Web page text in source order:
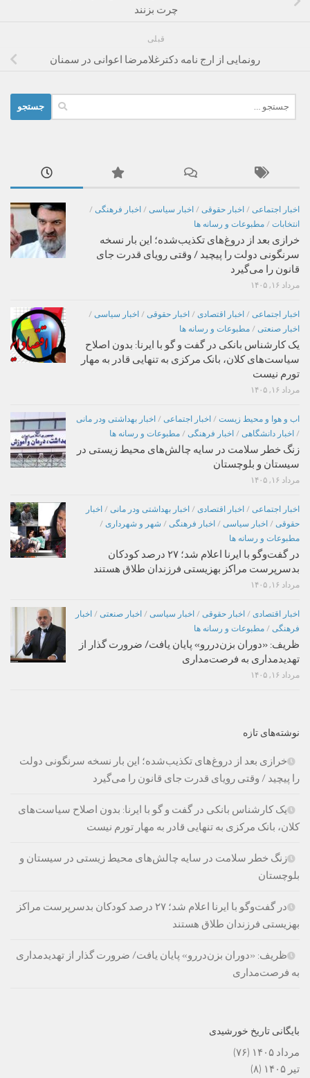
چرت بزنند
قبلی
رونمایی از ارج نامه دکترغلامرضا اعوانی در سمنان
برای:
اخبار اجتماعی / اخبار حقوقی / اخبار سیاسی / اخبار فرهنگی /
انتخابات / مطبوعات و رسانه ها
خرازی بعد از دروغ‌های تکذیب‌شده؛ این بار نسخه
سرنگونی دولت را پیچید / وقتی رویای قدرت جای
قانون را می‌گیرد
مرداد ۱۶, ۱۴۰۵
اخبار اجتماعی / اخبار اقتصادی / اخبار حقوقی / اخبار سیاسی /
اخبار صنعتی / مطبوعات و رسانه ها
یک کارشناس بانکی در گفت و گو با ایرنا: بدون اصلاح
سیاست‌های کلان، بانک مرکزی به تنهایی قادر به مهار
تورم نیست
مرداد ۱۶, ۱۴۰۵
اب و هوا و محیط زیست / اخبار اجتماعی / اخبار بهداشتی ودر مانی
/ اخبار دانشگاهی / اخبار فرهنگی / مطبوعات و رسانه ها
زنگ خطر سلامت در سایه چالش‌های محیط زیستی در
سیستان و بلوچستان
مرداد ۱۶, ۱۴۰۵
اخبار اجتماعی / اخبار اقتصادی / اخبار بهداشتی ودر مانی / اخبار
حقوقی / اخبار سیاسی / اخبار فرهنگی / شهر و شهرداری /
مطبوعات و رسانه ها
در گفت‌وگو با ایرنا اعلام شد؛ ۲۷ درصد کودکان
بدسرپرست مراکز بهزیستی فرزندان طلاق هستند
مرداد ۱۶, ۱۴۰۵
اخبار اقتصادی / اخبار حقوقی / اخبار سیاسی / اخبار صنعتی / اخبار
فرهنگی / مطبوعات و رسانه ها
ظریف: «دوران بزن‌دررو» پایان یافت/ ضرورت گذار از
تهدیدمداری به فرصت‌مداری
مرداد ۱۶, ۱۴۰۵
نوشته‌های تازه
خرازی بعد از دروغ‌های تکذیب‌شده؛ این بار نسخه سرنگونی دولت
را پیچید / وقتی رویای قدرت جای قانون را می‌گیرد
یک کارشناس بانکی در گفت و گو با ایرنا: بدون اصلاح سیاست‌های
کلان، بانک مرکزی به تنهایی قادر به مهار تورم نیست
زنگ خطر سلامت در سایه چالش‌های محیط زیستی در سیستان و
بلوچستان
در گفت‌وگو با ایرنا اعلام شد؛ ۲۷ درصد کودکان بدسرپرست مراکز
بهزیستی فرزندان طلاق هستند
ظریف: «دوران بزن‌دررو» پایان یافت/ ضرورت گذار از تهدیدمداری
به فرصت‌مداری
بایگانی تاریخ خورشیدی
مرداد ۱۴۰۵
(۷۶)
تیر ۱۴۰۵
(۸)